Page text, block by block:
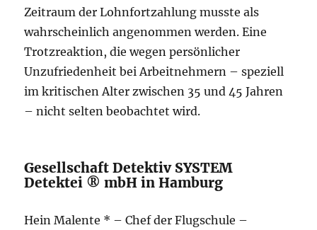
Zeitraum der Lohnfortzahlung musste als
wahrscheinlich angenommen werden. Eine
Trotzreaktion, die wegen persönlicher
Unzufriedenheit bei Arbeitnehmern – speziell
im kritischen Alter zwischen 35 und 45 Jahren
– nicht selten beobachtet wird.
Gesellschaft Detektiv SYSTEM
Detektei ® mbH in Hamburg
Hein Malente * – Chef der Flugschule –